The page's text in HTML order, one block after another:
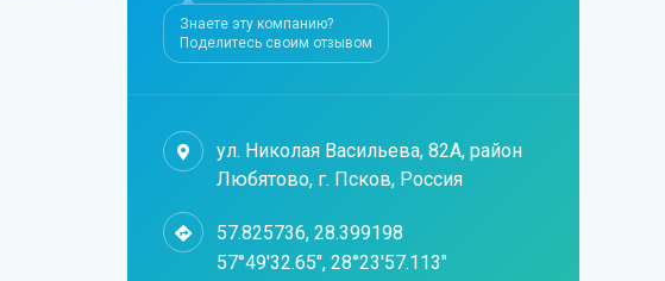
Знаете эту компанию?
Поделитесь своим отзывом
ул. Николая Васильева, 82А, район
Любятово, г. Псков, Россия
57.825736, 28.399198
57°49'32.65", 28°23'57.113"